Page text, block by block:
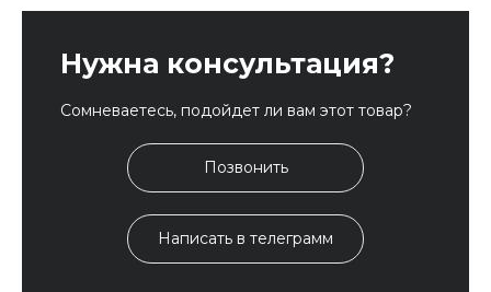
Нужна консультация?
Сомневаетесь, подойдет ли вам этот товар?
Позвонить
Написать в телеграмм